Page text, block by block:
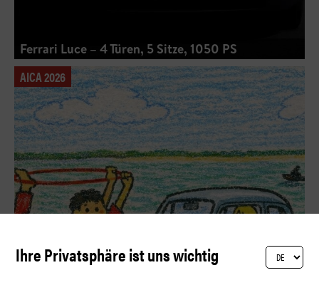
Ferrari Luce – 4 Türen, 5 Sitze, 1050 PS
AICA 2026
Ihre Privatsphäre ist uns wichtig